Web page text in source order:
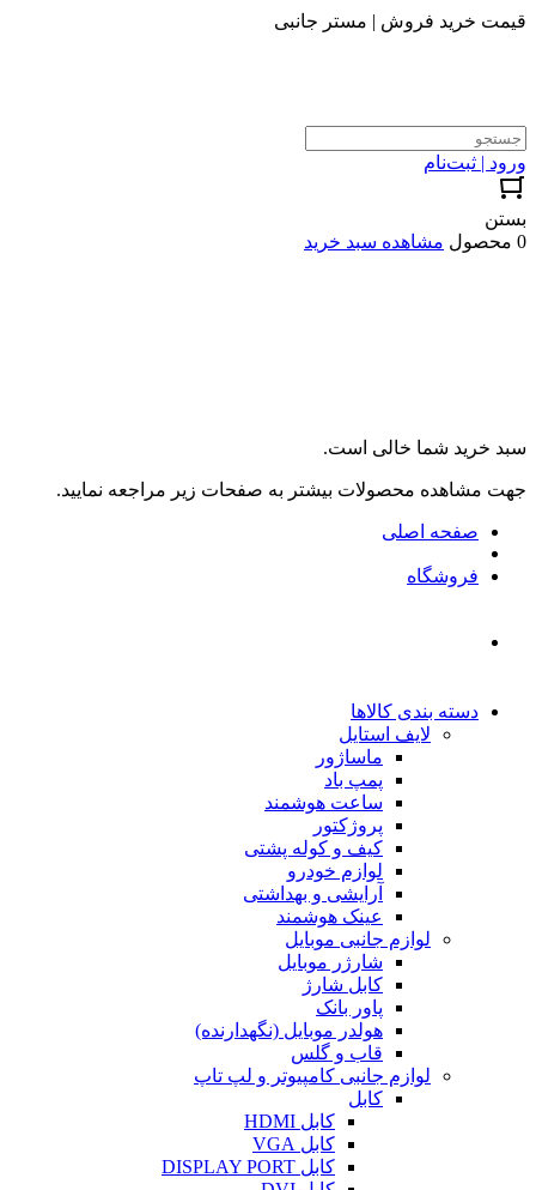
قیمت خرید فروش | مستر جانبی
ورود | ثبت‌نام
بستن
0 محصول
مشاهده سبد خرید
سبد خرید شما خالی است.
جهت مشاهده محصولات بیشتر به صفحات زیر مراجعه نمایید.
صفحه اصلی
فروشگاه
دسته بندی کالاها
لایف استایل
ماساژور
پمپ باد
ساعت هوشمند
پروژکتور
کیف و کوله پشتی
لوازم خودرو
آرایشی و بهداشتی
عینک هوشمند
لوازم جانبی موبایل
شارژر موبایل
کابل شارژ
پاور بانک
هولدر موبایل (نگهدارنده)
قاب و گلس
لوازم جانبی کامپیوتر و لپ تاپ
کابل
کابل HDMI
کابل VGA
کابل DISPLAY PORT